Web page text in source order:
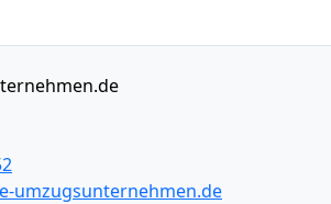
umzugsunternehmen.de